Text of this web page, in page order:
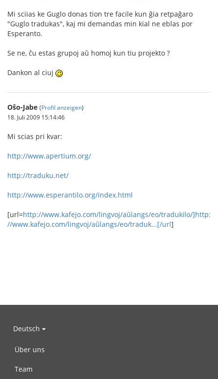
Mi sciias ke Guglo donas tion tre facile kun ĝia retpaĝaro
"Guglo tradukas", kaj mi demandas min kial ne eblas por
Esperanto.
Se ne, ĉu estas grupoj aŭ homoj kun tiu projekto ?
Dankon al ciuj
Oŝo-Jabe (Profil anzeigen)
18. Juli 2009 15:14:46
Mi scias pri kvar:
http://www.apertium.org/
http://traduku.net/
http://www.esperantilo.org/index.html
[url=http://www.kafejo.com/lingvoj/aŭlangs/eo/tradukilo/]http:
//www.kafejo.com/lingvoj/aŭlangs/eo/traduk...[/url]
Deutsch
Über uns
Team